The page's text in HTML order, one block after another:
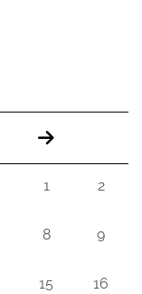
1 2
8 9
15 16